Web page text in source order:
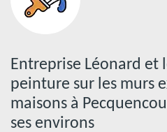
Entreprise Léonard et
peinture sur les murs
maisons à
ses environs